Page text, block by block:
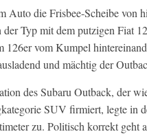
Auto die Frisbee-Scheibe von
der Typ mit dem putzigen Fiat
126er vom Kumpel
und mächtig der
des Subaru Outback, der
SUV firmiert, legte in
zu. Politisch korrekt geht